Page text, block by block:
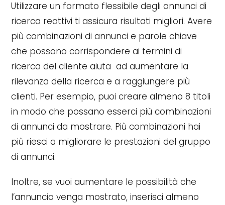
Utilizzare un formato flessibile degli annunci di
ricerca reattivi ti assicura risultati migliori. Avere
più combinazioni di annunci e parole chiave
che possono corrispondere ai termini di
ricerca del cliente aiuta ad aumentare la
rilevanza della ricerca e a raggiungere più
clienti. Per esempio, puoi creare almeno 8 titoli
in modo che possano esserci più combinazioni
di annunci da mostrare. Più combinazioni hai
più riesci a migliorare le prestazioni del gruppo
di annunci.
Inoltre, se vuoi aumentare le possibilità che
l’annuncio venga mostrato, inserisci almeno